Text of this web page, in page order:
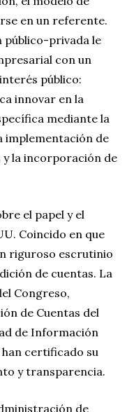
en un referente.
público-privada le
con un
público:
innovar en la
mediante la
implementación de
la incorporación de
el papel y el
Coincido en que
riguroso escrutinio
de cuentas. La
Congreso,
de Cuentas del
de Información
certificado su
y transparencia.
de